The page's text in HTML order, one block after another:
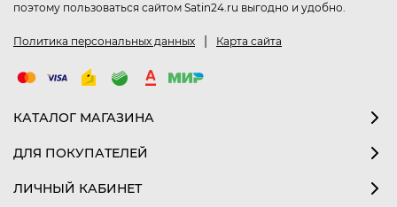
поэтому пользоваться сайтом Satin24.ru выгодно и удобно.
Политика персональных данных | Карта сайта
КАТАЛОГ МАГАЗИНА
ДЛЯ ПОКУПАТЕЛЕЙ
ЛИЧНЫЙ КАБИНЕТ